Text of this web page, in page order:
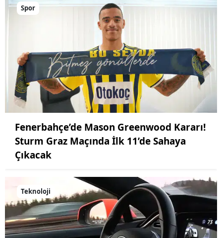
Spor
Fenerbahçe’de Mason Greenwood Kararı!
Sturm Graz Maçında İlk 11’de Sahaya
Çıkacak
Teknoloji